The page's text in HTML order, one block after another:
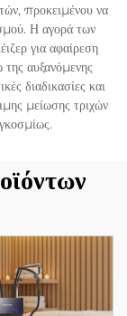
προκειμένου να
Η αγορά των
για αφαίρεση
της αυξανόμενης
διαδικασίες και
μείωσης τριχών